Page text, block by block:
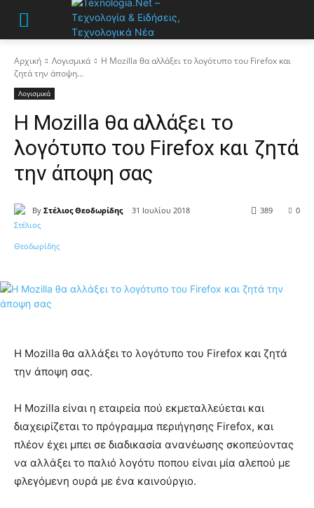
Αρχική Λογισμικά
Η Mozilla θα αλλάξει το λογότυπο του Firefox και
ζητά την άποψη...
Λογισμικά
Η Mozilla θα αλλάξει το
λογότυπο του Firefox και ζητά
την άποψη σας
By Στέλιος Θεοδωρίδης 31 Ιουλίου 2018 0
389
Η Mozilla θα αλλάξει το λογότυπο του Firefox και ζητά
την άποψη σας.
Η Mozilla είναι η εταιρεία πού εκμεταλλεύεται και
διαχειρίζεται το πρόγραμμα περιήγησης Firefox, και
πλέον έχει μπει σε διαδικασία ανανέωσης σκοπεύοντας
να αλλάξει το παλιό λογότυ ποπου είναι μία αλεπού με
φλεγόμενη ουρά με ένα καινούργιο.